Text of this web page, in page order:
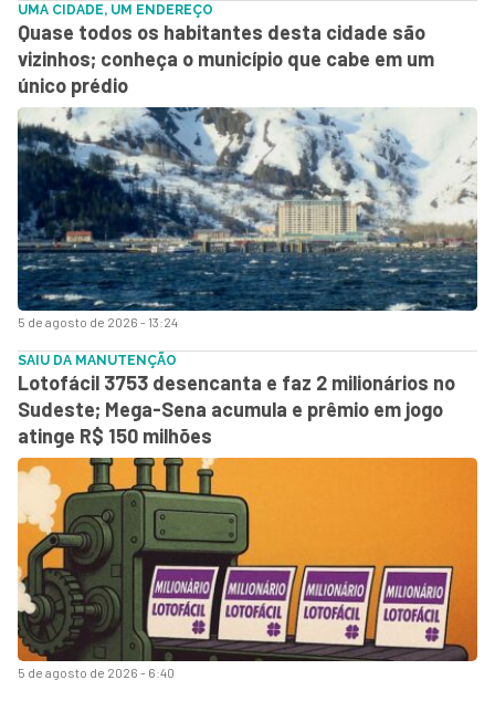
5 de agosto de 2026 - 13:24
UMA CIDADE, UM ENDEREÇO
Quase todos os habitantes desta cidade são
vizinhos; conheça o município que cabe em um
único prédio
5 de agosto de 2026 - 6:40
SAIU DA MANUTENÇÃO
Lotofácil 3753 desencanta e faz 2 milionários no
Sudeste; Mega-Sena acumula e prêmio em jogo
atinge R$ 150 milhões